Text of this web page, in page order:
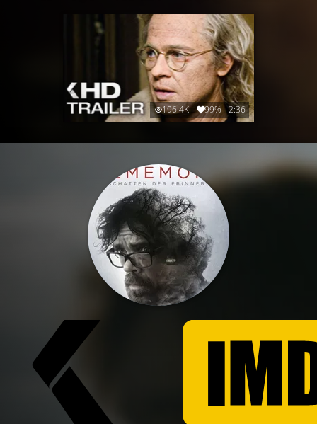
196.4K 99% 2:36